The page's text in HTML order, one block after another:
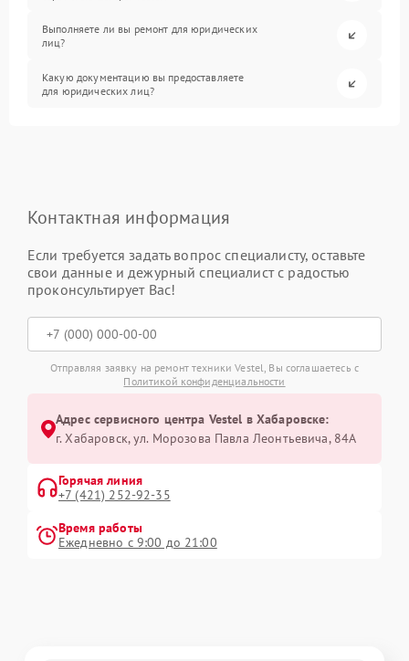
Выполняете ли вы ремонт для юридических
лиц?
Какую документацию вы предоставляете
для юридических лиц?
Контактная информация
Если требуется задать вопрос специалисту, оставьте
свои данные и дежурный специалист с радостью
проконсультирует Вас!
Отправляя заявку на ремонт техники Vestel, Вы соглашаетесь с
Политикой конфиденциальности
Адрес сервисного центра Vestel в Хабаровске:
г. Хабаровск, ул. Морозова Павла Леонтьевича, 84А
Горячая линия
+7 (421) 252-92-35
Время работы
Ежедневно с 9:00 до 21:00